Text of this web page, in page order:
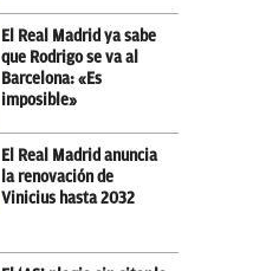
El Real Madrid ya sabe
que Rodrigo se va al
Barcelona: «Es
imposible»
El Real Madrid anuncia
la renovación de
Vinicius hasta 2032